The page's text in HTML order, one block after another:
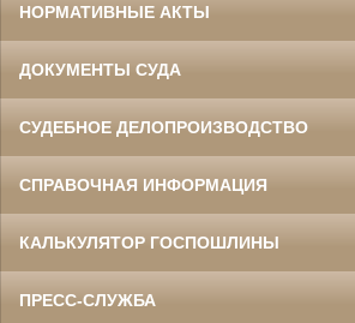
НОРМАТИВНЫЕ АКТЫ
ДОКУМЕНТЫ СУДА
СУДЕБНОЕ ДЕЛОПРОИЗВОДСТВО
СПРАВОЧНАЯ ИНФОРМАЦИЯ
КАЛЬКУЛЯТОР ГОСПОШЛИНЫ
ПРЕСС-СЛУЖБА